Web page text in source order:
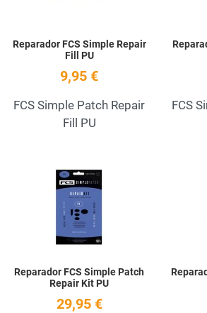
Reparador FCS Simple Repair
Fill PU
9,95 €
FCS Simple Patch Repair
Fill PU
FCS
Reparador FCS Simple Patch
Repair Kit PU
29,95 €